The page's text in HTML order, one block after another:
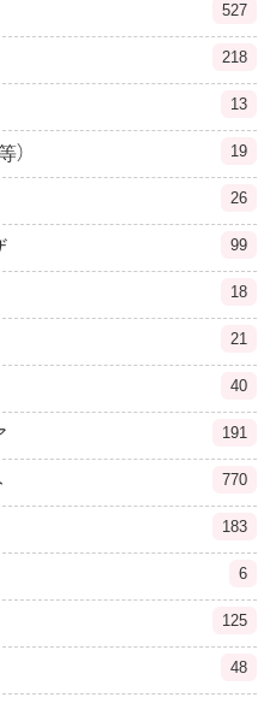
527
218
13
） 19
26
99
18
21
40
191
770
183
6
125
48